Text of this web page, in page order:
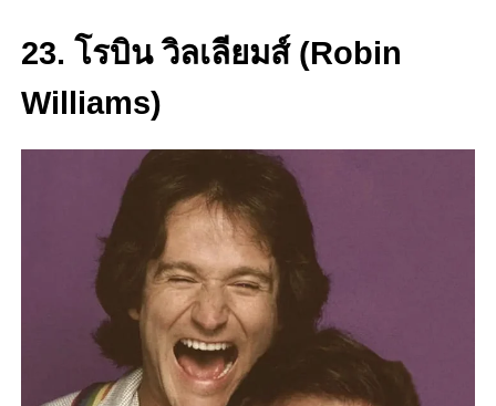
23. โรบิน วิลเลียมส์ (Robin
Williams)